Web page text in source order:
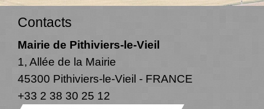
Contacts
Mairie de Pithiviers-le-Vieil
1, Allée de la Mairie
45300 Pithiviers-le-Vieil - FRANCE
+33 2 38 30 25 12